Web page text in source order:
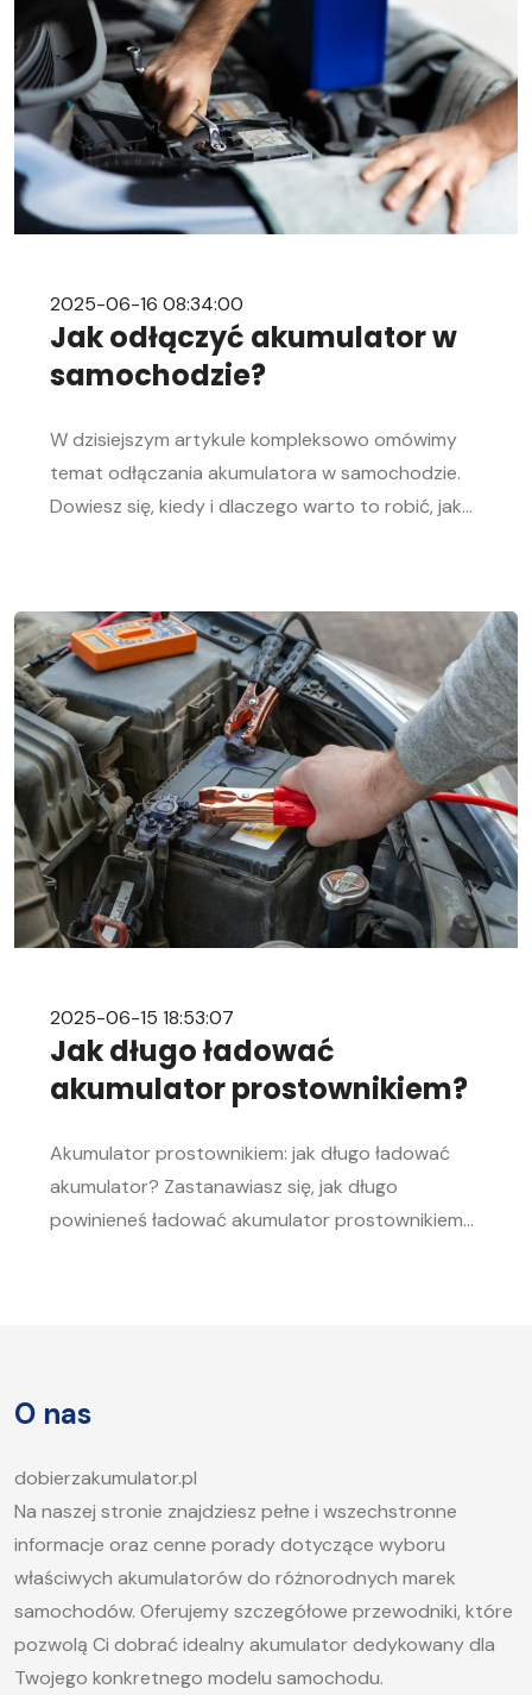
2025-06-16 08:34:00
Jak odłączyć akumulator w
samochodzie?
W dzisiejszym artykule kompleksowo omówimy
temat odłączania akumulatora w samochodzie.
Dowiesz się, kiedy i dlaczego warto to robić, jak
pomoże Ci sprawnie przeprowadzić tę czynność,
niezależnie od Twojego doświadczenia w
mechanice samochodowej. Objawy
rozładowanego akumulatora Rozładowanie
akumulatora w aucie to problem, którego żaden
kierowca […]
2025-06-15 18:53:07
Jak długo ładować
akumulator prostownikiem?
Akumulator prostownikiem: jak długo ładować
akumulator? Zastanawiasz się, jak długo
powinieneś ładować akumulator prostownikiem?
jak długo ładować akumulator samochodowy i
O nas
dobierzakumulator.pl
Na naszej stronie znajdziesz pełne i wszechstronne
informacje oraz cenne porady dotyczące wyboru
właściwych akumulatorów do różnorodnych marek
samochodów. Oferujemy szczegółowe przewodniki, które
pozwolą Ci dobrać idealny akumulator dedykowany dla
Twojego konkretnego modelu samochodu.